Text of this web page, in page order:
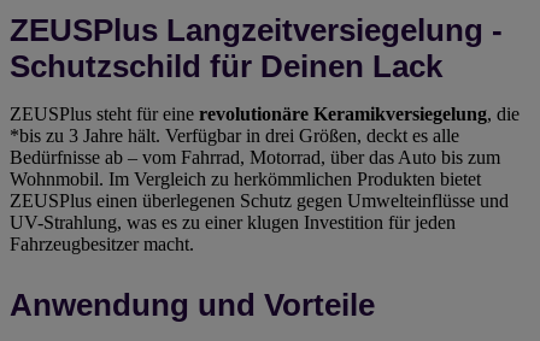
ZEUSPlus Langzeitversiegelung -
Schutzschild für Deinen Lack
ZEUSPlus steht für eine revolutionäre Keramikversiegelung, die
*bis zu 3 Jahre hält. Verfügbar in drei Größen, deckt es alle
Bedürfnisse ab – vom Fahrrad, Motorrad, über das Auto bis zum
Wohnmobil. Im Vergleich zu herkömmlichen Produkten bietet
ZEUSPlus einen überlegenen Schutz gegen Umwelteinflüsse und
UV-Strahlung, was es zu einer klugen Investition für jeden
Fahrzeugbesitzer macht.
Anwendung und Vorteile